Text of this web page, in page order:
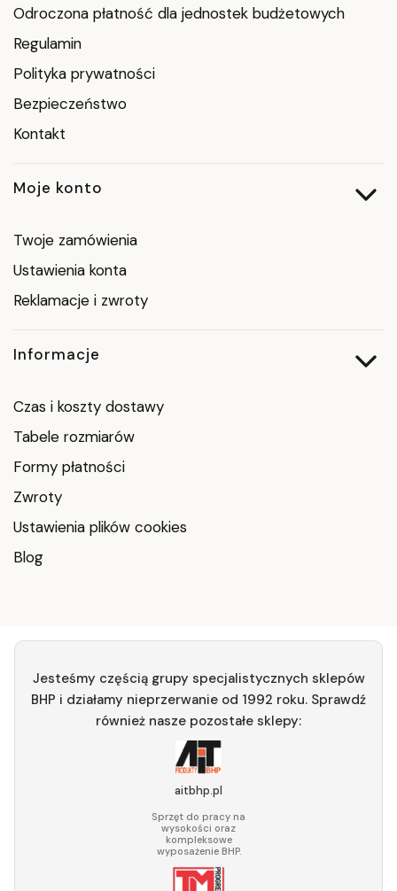
Odroczona płatność dla jednostek budżetowych
Regulamin
Polityka prywatności
Bezpieczeństwo
Kontakt
Moje konto
Twoje zamówienia
Ustawienia konta
Reklamacje i zwroty
Informacje
Czas i koszty dostawy
Tabele rozmiarów
Formy płatności
Zwroty
Ustawienia plików cookies
Blog
Jesteśmy częścią grupy specjalistycznych sklepów
BHP i działamy nieprzerwanie od 1992 roku. Sprawdź
również nasze pozostałe sklepy:
aitbhp.pl
Sprzęt do pracy na
wysokości oraz
kompleksowe
wyposażenie BHP.